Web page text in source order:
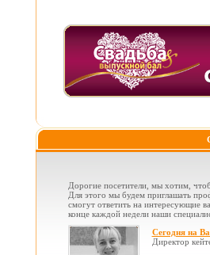
Дорогие посетители, мы хотим,
Для этого мы будем приглашать
смогут ответить на интересующие
конце каждой недели наши
Сегодня на
Директор